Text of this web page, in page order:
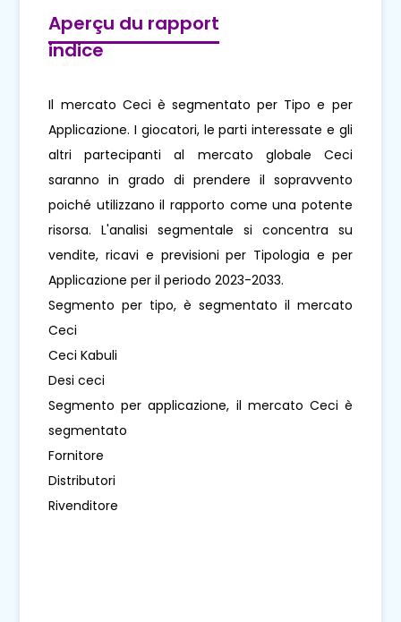
Aperçu du rapport
indice
Il mercato Ceci è segmentato per Tipo e per
Applicazione. I giocatori, le parti interessate e gli
altri partecipanti al mercato globale Ceci
saranno in grado di prendere il sopravvento
poiché utilizzano il rapporto come una potente
risorsa. L'analisi segmentale si concentra su
vendite, ricavi e previsioni per Tipologia e per
Applicazione per il periodo 2023-2033.
Segmento per tipo, è segmentato il mercato
Ceci
Ceci Kabuli
Desi ceci
Segmento per applicazione, il mercato Ceci è
segmentato
Fornitore
Distributori
Rivenditore